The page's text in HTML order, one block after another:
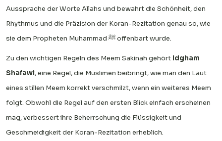
Aussprache der Worte Allahs und bewahrt die Schönheit, den
Rhythmus und die Präzision der Koran-Rezitation genau so, wie
sie dem Propheten Muhammad ﷺ offenbart wurde.
Zu den wichtigen Regeln des Meem Sakinah gehört Idgham
Shafawi, eine Regel, die Muslimen beibringt, wie man den Laut
eines stillen Meem korrekt verschmilzt, wenn ein weiteres Meem
folgt. Obwohl die Regel auf den ersten Blick einfach erscheinen
mag, verbessert ihre Beherrschung die Flüssigkeit und
Geschmeidigkeit der Koran-Rezitation erheblich.